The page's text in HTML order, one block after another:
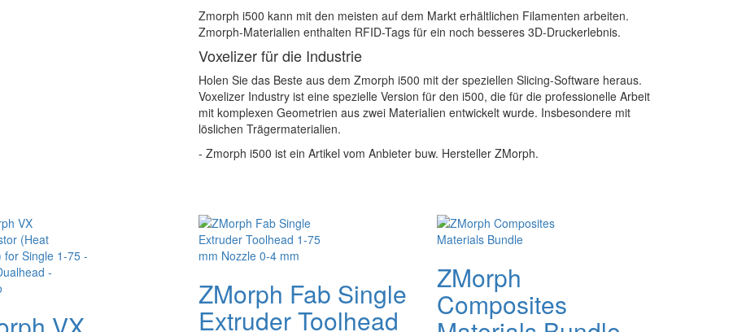
Zmorph i500 kann mit den meisten auf dem Markt erhältlichen Filamenten arbeiten.
Zmorph-Materialien enthalten RFID-Tags für ein noch besseres 3D-Druckerlebnis.
Voxelizer für die Industrie
Holen Sie das Beste aus dem Zmorph i500 mit der speziellen Slicing-Software heraus.
Voxelizer Industry ist eine spezielle Version für den i500, die für die professionelle Arbeit
mit komplexen Geometrien aus zwei Materialien entwickelt wurde. Insbesondere mit
löslichen Trägermaterialien.
- Zmorph i500 ist ein Artikel vom Anbieter buw. Hersteller ZMorph.
ZMorph Fab Single
Extruder Toolhead
ZMorph
Composites